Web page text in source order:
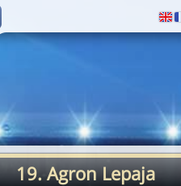
19. Agron Lepaja